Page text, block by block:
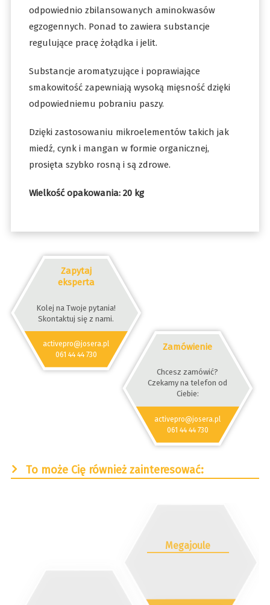
odpowiednio zbilansowanych aminokwasów
egzogennych. Ponad to zawiera substancje
regulujące pracę żołądka i jelit.
Substancje aromatyzujące i poprawiające
smakowitość zapewniają wysoką mięsność dzięki
odpowiedniemu pobraniu paszy.
Dzięki zastosowaniu mikroelementów takich jak
miedź, cynk i mangan w formie organicznej,
prosięta szybko rosną i są zdrowe.
Wielkość opakowania: 20 kg
Zapytaj
eksperta
Kolej na Twoje pytania!
Skontaktuj się z nami.
activepro@josera.pl
061 44 44 730
Zamówienie
Chcesz zamówić?
Czekamy na telefon od
Ciebie:
activepro@josera.pl
061 44 44 730
To może Cię również zainteresować:
Megajoule